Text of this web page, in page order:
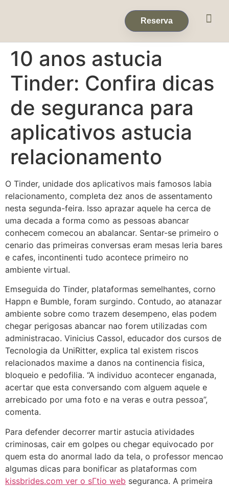
Reserva
10 anos astucia
Tinder: Confira dicas
de seguranca para
aplicativos astucia
relacionamento
O Tinder, unidade dos aplicativos mais famosos labia
relacionamento, completa dez anos de assentamento
nesta segunda-feira. Isso aprazar aquele ha cerca de
uma decada a forma como as pessoas abancar
conhecem comecou an abalancar. Sentar-se primeiro o
cenario das primeiras conversas eram mesas leria bares
e cafes, incontinenti tudo acontece primeiro no
ambiente virtual.
Emseguida do Tinder, plataformas semelhantes, corno
Happn e Bumble, foram surgindo. Contudo, ao atanazar
ambiente sobre como trazem desempeno, elas podem
chegar perigosas abancar nao forem utilizadas com
administracao. Vinicius Cassol, educador dos cursos de
Tecnologia da UniRitter, explica tal existem riscos
relacionados maxime a danos na continencia fisica,
bloqueio e pedofilia. “A individuo acontecer enganada,
acertar que esta conversando com alguem aquele e
arrebicado por uma foto e na veras e outra pessoa”,
comenta.
Para defender decorrer martir astucia atividades
criminosas, cair em golpes ou chegar equivocado por
quem esta do anormal lado da tela, o professor mencao
algumas dicas para bonificar as plataformas com
kissbrides.com ver o sГ­tio web seguranca. A primeira